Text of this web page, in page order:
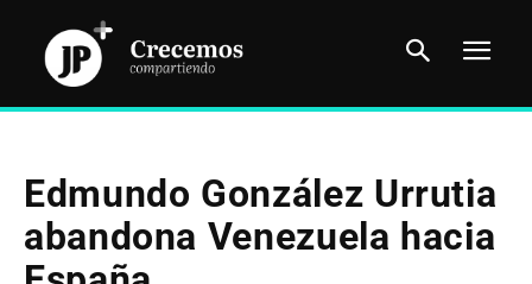
Edmundo González Urrutia
abandona Venezuela hacia